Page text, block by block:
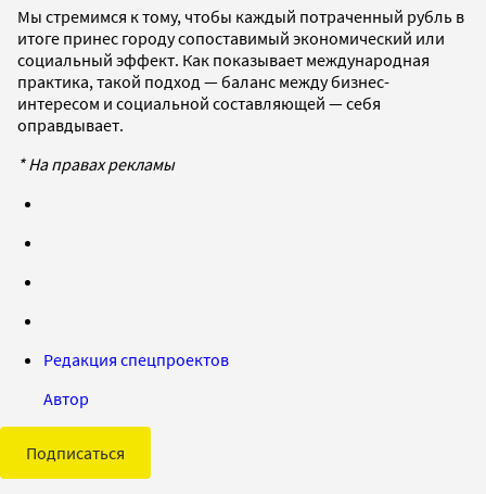
Мы стремимся к тому, чтобы каждый потраченный рубль в
итоге принес городу сопоставимый экономический или
социальный эффект. Как показывает международная
практика, такой подход — баланс между бизнес-
интересом и социальной составляющей — себя
оправдывает.
* На правах рекламы
Редакция спецпроектов
Автор
Подписаться